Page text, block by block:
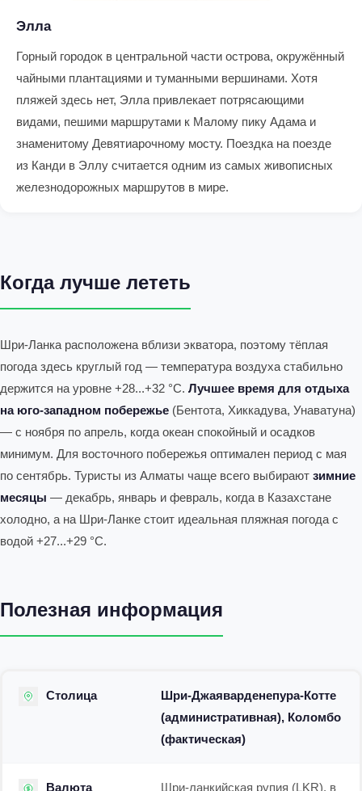
Элла
Горный городок в центральной части острова, окружённый
чайными плантациями и туманными вершинами. Хотя
пляжей здесь нет, Элла привлекает потрясающими
видами, пешими маршрутами к Малому пику Адама и
знаменитому Девятиарочному мосту. Поездка на поезде
из Канди в Эллу считается одним из самых живописных
железнодорожных маршрутов в мире.
Когда лучше лететь
Шри-Ланка расположена вблизи экватора, поэтому тёплая
погода здесь круглый год — температура воздуха стабильно
держится на уровне +28...+32 °C. Лучшее время для отдыха
на юго-западном побережье (Бентота, Хиккадува, Унаватуна)
— с ноября по апрель, когда океан спокойный и осадков
минимум. Для восточного побережья оптимален период с мая
по сентябрь. Туристы из Алматы чаще всего выбирают зимние
месяцы — декабрь, январь и февраль, когда в Казахстане
холодно, а на Шри-Ланке стоит идеальная пляжная погода с
водой +27...+29 °C.
Полезная информация
Столица
Шри-Джаяварденепура-Котте
(административная), Коломбо
(фактическая)
Валюта
Шри-ланкийская рупия (LKR), в